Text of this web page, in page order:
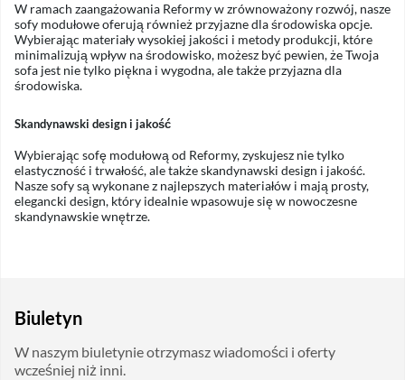
W ramach zaangażowania Reformy w zrównoważony rozwój, nasze
sofy modułowe oferują również przyjazne dla środowiska opcje.
Wybierając materiały wysokiej jakości i metody produkcji, które
minimalizują wpływ na środowisko, możesz być pewien, że Twoja
sofa jest nie tylko piękna i wygodna, ale także przyjazna dla
środowiska.
Skandynawski design i jakość
Wybierając sofę modułową od Reformy, zyskujesz nie tylko
elastyczność i trwałość, ale także skandynawski design i jakość.
Nasze sofy są wykonane z najlepszych materiałów i mają prosty,
elegancki design, który idealnie wpasowuje się w nowoczesne
skandynawskie wnętrze.
Biuletyn
W naszym biuletynie otrzymasz wiadomości i oferty
wcześniej niż inni.